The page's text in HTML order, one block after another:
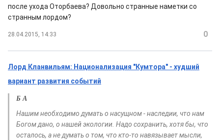
после ухода Оторбаева? Довольно странные наметки со
странным лордом?
28.04.2015, 14:33 0
Лорд Кланвильям: Национализация "Кумтора" - худший
вариант развития событий
Б А
Нашим необходимо думать о насущном - наследии, что нам
Богом дано, о нашей экологии. Надо сохранить, хотя бы, что
осталось, а не думать о том, что кто-то навязывает мысли,